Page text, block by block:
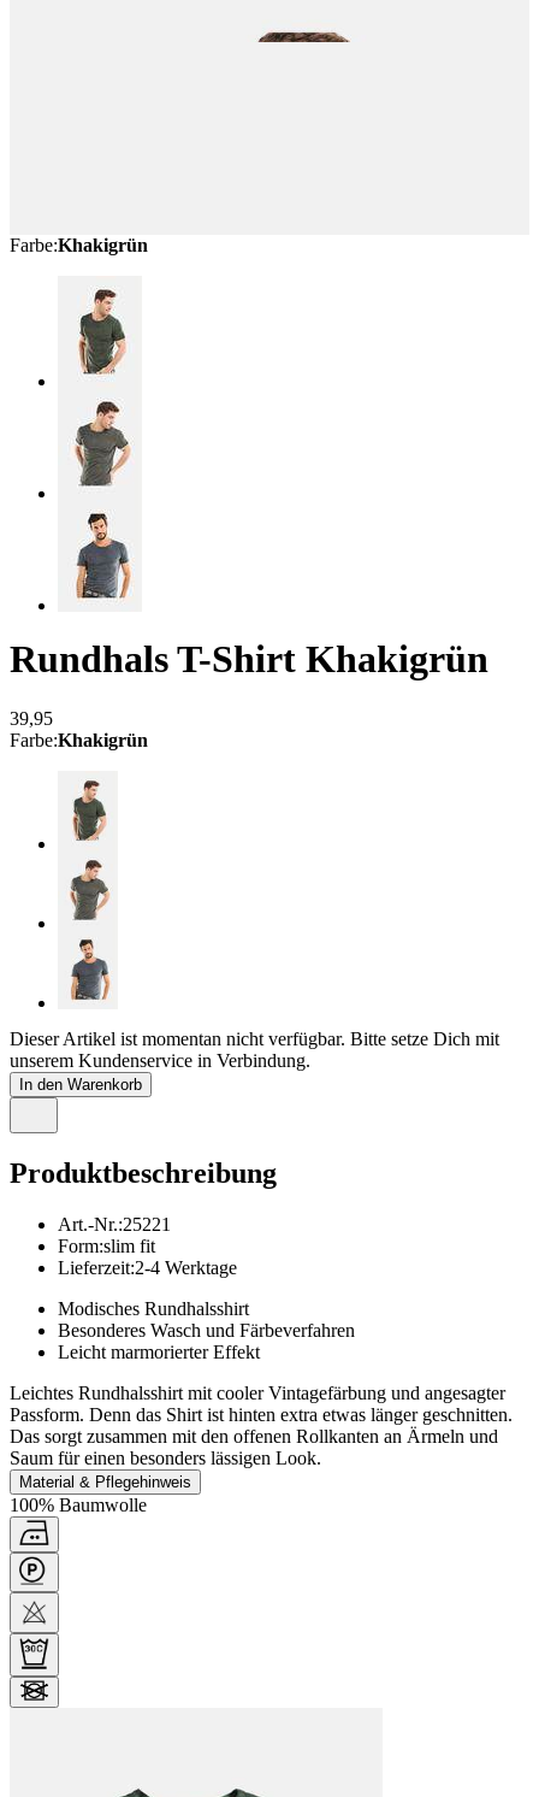
Farbe:Khakigrün
Rundhals T-Shirt Khakigrün
39,95
Farbe:Khakigrün
Dieser Artikel ist momentan nicht verfügbar. Bitte setze Dich mit
unserem Kundenservice in Verbindung.
In den Warenkorb
Produktbeschreibung
Art.-Nr.:25221
Form:slim fit
Lieferzeit:2-4 Werktage
Modisches Rundhalsshirt
Besonderes Wasch und Färbeverfahren
Leicht marmorierter Effekt
Leichtes Rundhalsshirt mit cooler Vintagefärbung und angesagter
Passform. Denn das Shirt ist hinten extra etwas länger geschnitten.
Das sorgt zusammen mit den offenen Rollkanten an Ärmeln und
Saum für einen besonders lässigen Look.
Material & Pflegehinweis
100% Baumwolle